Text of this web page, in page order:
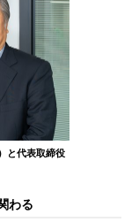
と代表取締役
わる